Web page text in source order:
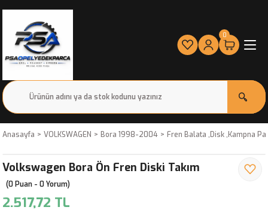
0
Anasayfa VOLKSWAGEN Bora 1998-2004 Fren Balata ,Disk ,Kampna
Volkswagen Bora Ön Fren Diski Takım
(0 Puan - 0 Yorum)
2.517,72 TL